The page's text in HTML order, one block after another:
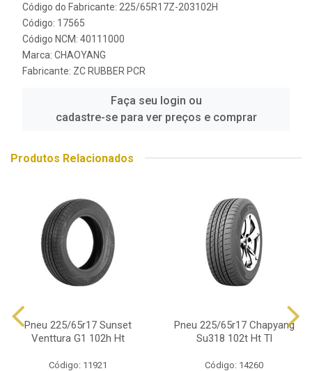
Código do Fabricante: 225/65R17Z-203102H
Código: 17565
Código NCM: 40111000
Marca: CHAOYANG
Fabricante: ZC RUBBER PCR
Faça seu login ou
cadastre-se para ver preços e comprar
Produtos Relacionados
Pneu 225/65r17 Sunset
Venttura G1 102h Ht
Código: 11921
Pneu 225/65r17 Chapyang
Su318 102t Ht Tl
Código: 14260